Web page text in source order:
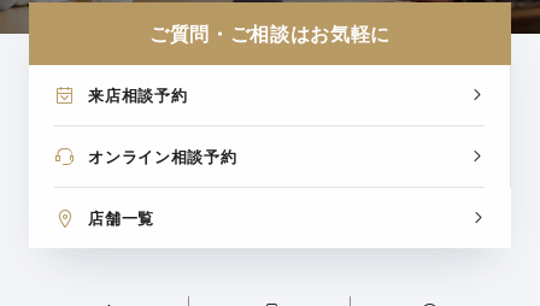
ご質問・ご相談はお気軽に
来店相談予約
オンライン相談予約
店舗一覧